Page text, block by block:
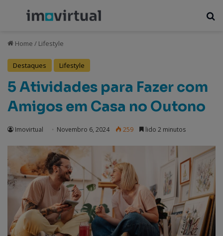
Menu
Home / Lifestyle
Destaques Lifestyle
5 Atividades para Fazer com
Amigos em Casa no Outono
Imovirtual Novembro 6, 2024 259 lido 2 minutos